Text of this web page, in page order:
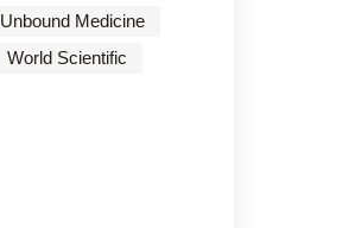
Unbound Medicine
World Scientific